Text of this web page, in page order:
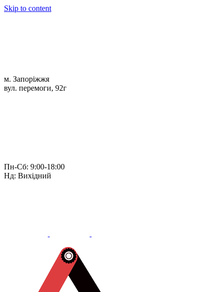
Skip to content
м. Запоріжжя
вул. перемоги, 92г
Пн-Сб: 9:00-18:00
Нд: Вихідний